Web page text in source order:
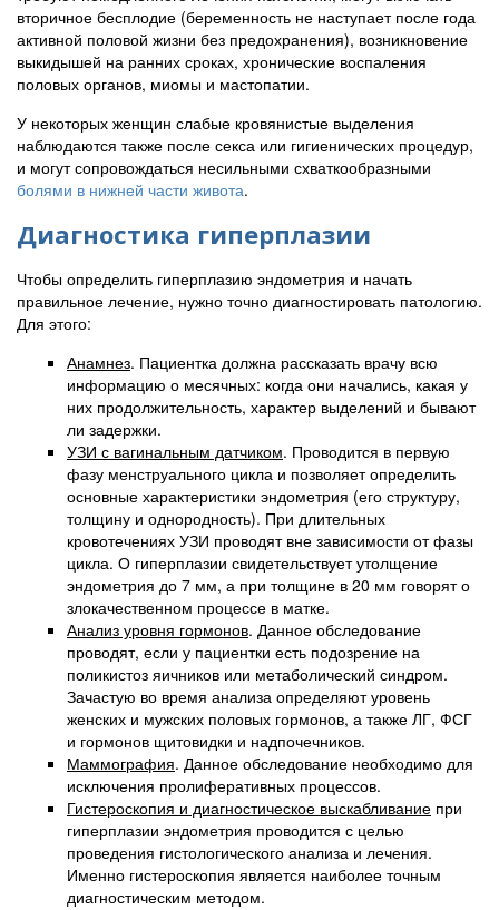
вторичное бесплодие (беременность не наступает после года
активной половой жизни без предохранения), возникновение
выкидышей на ранних сроках, хронические воспаления
половых органов, миомы и мастопатии.
У некоторых женщин слабые кровянистые выделения
наблюдаются также после секса или гигиенических процедур,
и могут сопровождаться несильными схваткообразными
болями в нижней части живота.
Диагностика гиперплазии
Чтобы определить гиперплазию эндометрия и начать
правильное лечение, нужно точно диагностировать патологию.
Для этого:
Анамнез. Пациентка должна рассказать врачу всю
информацию о месячных: когда они начались, какая у
них продолжительность, характер выделений и бывают
ли задержки.
УЗИ с вагинальным датчиком. Проводится в первую
фазу менструального цикла и позволяет определить
основные характеристики эндометрия (его структуру,
толщину и однородность). При длительных
кровотечениях УЗИ проводят вне зависимости от фазы
цикла. О гиперплазии свидетельствует утолщение
эндометрия до 7 мм, а при толщине в 20 мм говорят о
злокачественном процессе в матке.
Анализ уровня гормонов. Данное обследование
проводят, если у пациентки есть подозрение на
поликистоз яичников или метаболический синдром.
Зачастую во время анализа определяют уровень
женских и мужских половых гормонов, а также ЛГ, ФСГ
и гормонов щитовидки и надпочечников.
Маммография. Данное обследование необходимо для
исключения пролиферативных процессов.
Гистероскопия и диагностическое выскабливание при
гиперплазии эндометрия проводится с целью
проведения гистологического анализа и лечения.
Именно гистероскопия является наиболее точным
диагностическим методом.